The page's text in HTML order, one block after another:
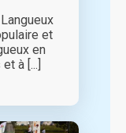
et
en
à [...]